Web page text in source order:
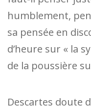
humblement,
sa pensée en
d’heure sur « la
de la poussière
Descartes doute